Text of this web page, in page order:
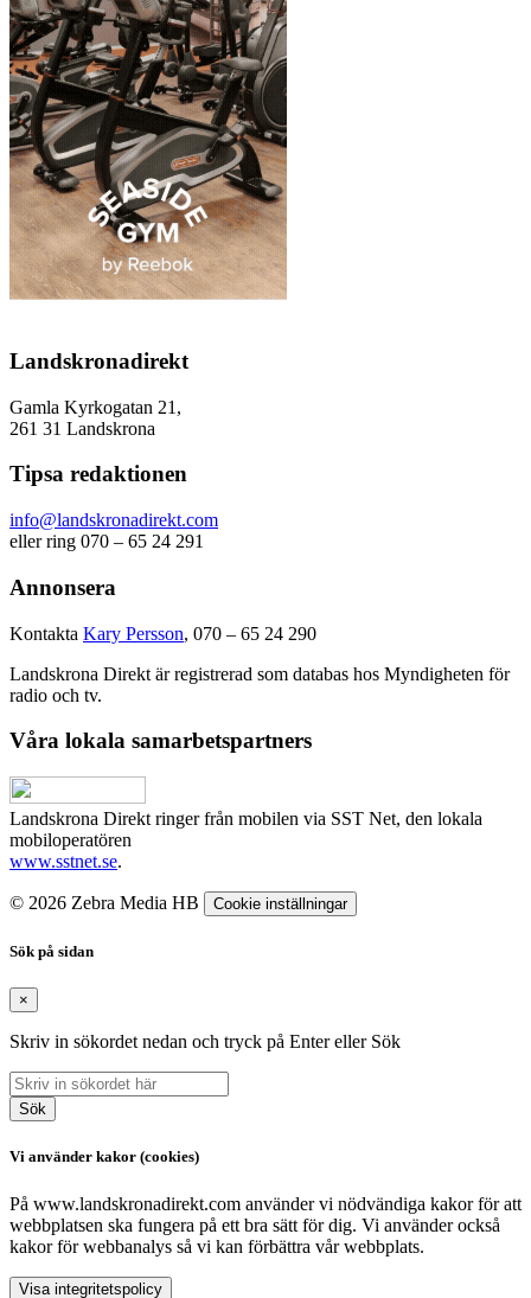
Landskronadirekt
Gamla Kyrkogatan 21,
261 31 Landskrona
Tipsa redaktionen
info@landskronadirekt.com
eller ring 070 – 65 24 291
Annonsera
Kontakta Kary Persson, 070 – 65 24 290
Landskrona Direkt är registrerad som databas hos Myndigheten för
radio och tv.
Våra lokala samarbetspartners
Landskrona Direkt ringer från mobilen via SST Net, den lokala
mobiloperatören
www.sstnet.se.
© 2026 Zebra Media HB Cookie inställningar
Sök på sidan
×
Skriv in sökordet nedan och tryck på Enter eller Sök
Sök
Vi använder kakor (cookies)
På www.landskronadirekt.com använder vi nödvändiga kakor för att
webbplatsen ska fungera på ett bra sätt för dig. Vi använder också
kakor för webbanalys så vi kan förbättra vår webbplats.
Visa integritetspolicy